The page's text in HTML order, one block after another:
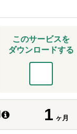
このサービスを
ダウンロードする
1 ヶ月